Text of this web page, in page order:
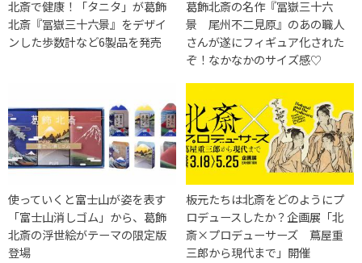
北斎で健康！「タニタ」が葛飾
北斎『冨嶽三十六景』をデザイ
ンした歩数計など6製品を発売
葛飾北斎の名作『冨嶽三十六
景 尾州不二見原』のあの職人
さんが遂にフィギュア化された
ぞ！なかなかのサイズ感♡
使っていくと富士山が姿を表す
「富士山消しゴム」から、葛飾
北斎の浮世絵がテーマの限定版
登場
板元たちは北斎をどのようにプ
ロデュースしたか？企画展「北
斎×プロデューサーズ 蔦屋重
三郎から現代まで」開催